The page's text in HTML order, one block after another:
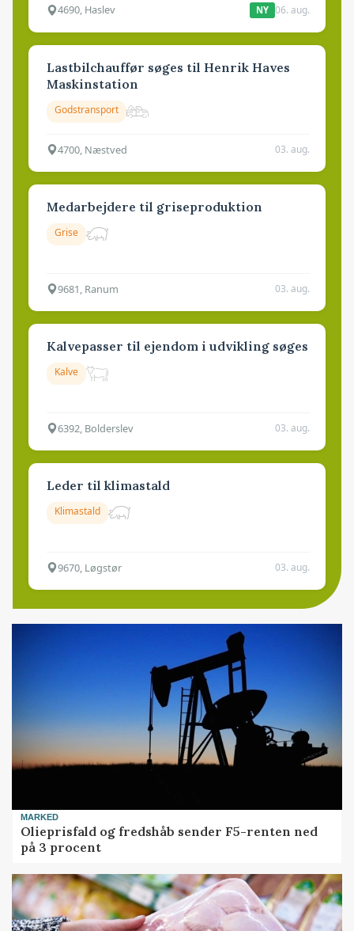
4690, Haslev NY 06. aug.
Lastbilchauffør søges til Henrik Haves
Maskinstation
Godstransport
4700, Næstved 03. aug.
Medarbejdere til griseproduktion
Grise
9681, Ranum 03. aug.
Kalvepasser til ejendom i udvikling søges
Kalve
6392, Bolderslev 03. aug.
Leder til klimastald
Klimastald
9670, Løgstør 03. aug.
MARKED
Olieprisfald og fredshåb sender F5-renten ned
på 3 procent